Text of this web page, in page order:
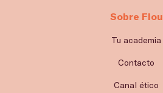
Sobre Flou
Tu academia
Contacto
Canal ético